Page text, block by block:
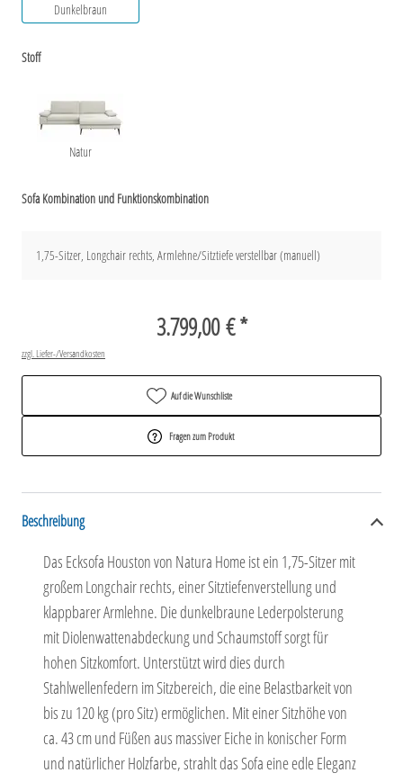
Dunkelbraun
Stoff
Natur
Sofa Kombination und Funktionskombination
1,75-Sitzer, Longchair rechts, Armlehne/Sitztiefe verstellbar (manuell)
3.799,00 € *
zzgl. Liefer-/Versandkosten
Auf die Wunschliste
Fragen zum Produkt
Beschreibung
Das Ecksofa Houston von Natura Home ist ein 1,75-Sitzer mit
großem Longchair rechts, einer Sitztiefenverstellung und
klappbarer Armlehne. Die dunkelbraune Lederpolsterung
mit Diolenwattenabdeckung und Schaumstoff sorgt für
hohen Sitzkomfort. Unterstützt wird dies durch
Stahlwellenfedern im Sitzbereich, die eine Belastbarkeit von
bis zu 120 kg (pro Sitz) ermöglichen. Mit einer Sitzhöhe von
ca. 43 cm und Füßen aus massiver Eiche in konischer Form
und natürlicher Holzfarbe, strahlt das Sofa eine edle Eleganz